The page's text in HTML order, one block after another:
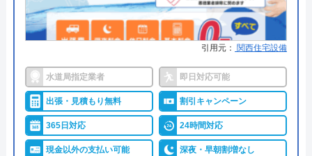
対応エリア 全国
クラシアンのクチコミ on
3.9 件のクチコミ）
※クチコミの内容について
由
近畿水道サポートセンターは、大阪府・兵庫県・奈
能な水道業者です。
水道局指定業者だからこその信頼性と高い技術力
で、ホームページ掲載の口コミでも多くの高評価を
集めています。
引用元： 関西住宅設備
水道局指定業者 即日対応可能
出張・見積もり無料 割引キャンペーン
365日対応 24時間対応
現金以外の支払い可能 深夜・早朝割増なし